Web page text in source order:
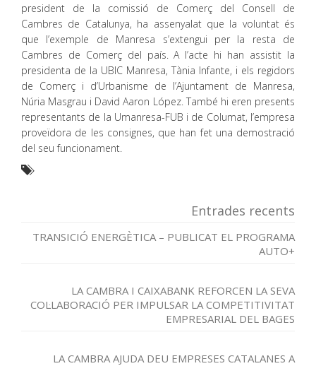
president de la comissió de Comerç del Consell de
Cambres de Catalunya, ha assenyalat que la voluntat és
que l’exemple de Manresa s’extengui per la resta de
Cambres de Comerç del país. A l’acte hi han assistit la
presidenta de la UBIC Manresa, Tània Infante, i els regidors
de Comerç i d’Urbanisme de l’Ajuntament de Manresa,
Núria Masgrau i David Aaron López. També hi eren presents
representants de la Umanresa-FUB i de Columat, l’empresa
proveïdora de les consignes, que han fet una demostració
del seu funcionament.
Entrades recents
TRANSICIÓ ENERGÈTICA – PUBLICAT EL PROGRAMA
AUTO+
LA CAMBRA I CAIXABANK REFORCEN LA SEVA
COL·LABORACIÓ PER IMPULSAR LA COMPETITIVITAT
EMPRESARIAL DEL BAGES
LA CAMBRA AJUDA DEU EMPRESES CATALANES A